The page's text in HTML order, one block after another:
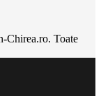
Toate